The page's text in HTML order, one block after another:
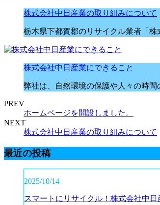
株式会社中日産業の取り組みについて
栃木県下都賀郡のリサイクル業者「
株式会社中日産業にできること
弊社は、自然環境の保護や人々の時
PREV
ホームページを開設しました。
NEXT
株式会社中日産業の取り組みについて
最近の投稿
2025/10/14
スマートにリサイクル！株式会社中